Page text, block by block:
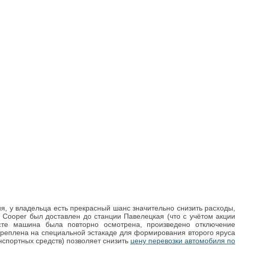
у владельца есть прекрасный шанс значительно снизить расходы,
был доставлен до станции Павелецкая (что с учётом акции
машина была повторно осмотрена, произведено отключение
на специальной эстакаде для формирования второго яруса
средств) позволяет снизить цену перевозки автомобиля по